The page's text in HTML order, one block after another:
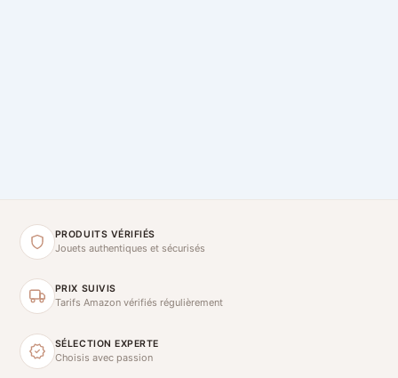
PRODUITS VÉRIFIÉS
Jouets authentiques et sécurisés
PRIX SUIVIS
Tarifs Amazon vérifiés régulièrement
SÉLECTION EXPERTE
Choisis avec passion